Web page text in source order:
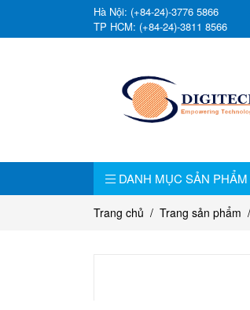
Hà Nội: (+84-24)-3776 5866
TP HCM: (+84-24)-3811 8566
DANH MỤC SẢN PHẨM
Trang chủ Trang sản phẩm